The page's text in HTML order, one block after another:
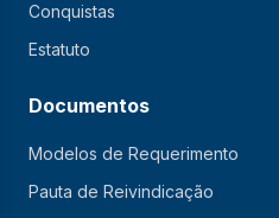
Conquistas
Estatuto
Documentos
Modelos de Requerimento
Pauta de Reivindicação